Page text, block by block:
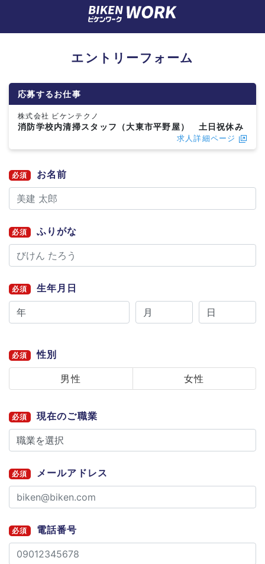
エントリーフォーム
応募するお仕事
株式会社 ビケンテクノ
消防学校内清掃スタッフ（大東市平野屋） 土日祝休み
求人詳細ページ
必須 お名前
必須 ふりがな
必須 生年月日
必須 性別
男性 女性
必須 現在のご職業
必須 メールアドレス
必須 電話番号